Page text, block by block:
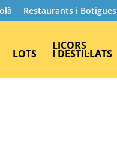
Restaurants i Botigues
LOTS
LICORS
I DESTIL·LATS
search